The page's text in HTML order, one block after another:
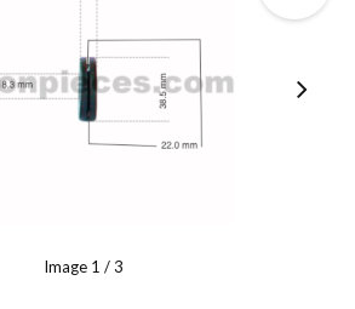
Image 1 / 3